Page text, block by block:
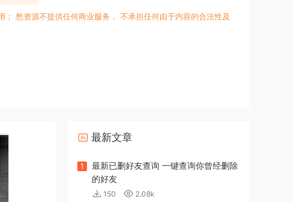
愁资源不提供任何商业服务， 不承担任何由于内容的合法性及
最新文章
1
最新已删好友查询 一键查询你曾经删除
的好友
150 2.08k